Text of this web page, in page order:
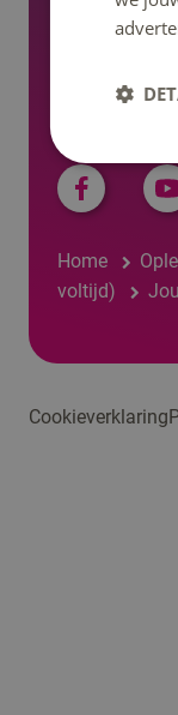
Home
voltijd)
Cookieverklaring